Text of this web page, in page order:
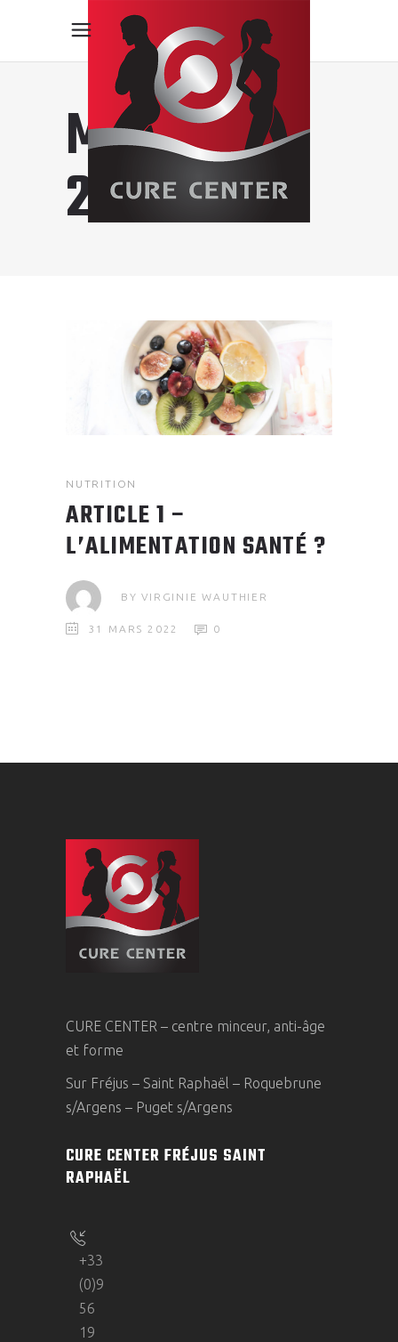
MARS
2022
NUTRITION
ARTICLE 1 –
L’ALIMENTATION SANTÉ ?
BYVIRGINIE WAUTHIER
31 MARS 2022 0
CURE CENTER – centre minceur, anti-âge
et forme
Sur Fréjus – Saint Raphaël – Roquebrune
s/Argens – Puget s/Argens
CURE CENTER FRÉJUS SAINT
RAPHAËL
+33
(0)9
56
19